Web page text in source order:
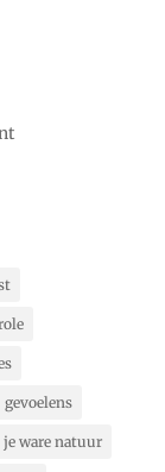
gevoelens
je ware natuur